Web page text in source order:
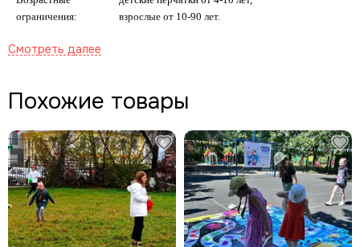
ограничения:
взрослые от 10-90 лет.
паспорт и гарантия
Cфера применения командных аттракционов:
1. Муниципальные учреждения:администрации городов и поселений;
дворцы культуры и молодежные центры; детские оздоровительные
учреждения (лагеря, спортивные школы, ФОКи, санатории и пансионаты).
Похожие товары